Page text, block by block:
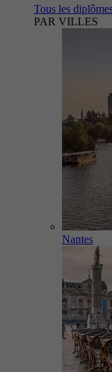
Tous les
PAR VILLES
Nantes